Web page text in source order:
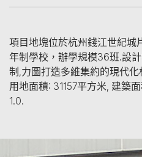
項目地塊位於杭州錢江世紀城
年制學校，辦學規模36班.設
制,力圖打造多維集約的現代化
用地面積: 31157平方米, 建築
1.0.